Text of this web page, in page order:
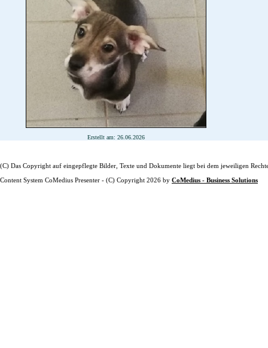
Erstellt am: 26.06.2026
(C) Das Copyright auf eingepflegte Bilder, Texte und Dokumente liegt bei dem jeweiligen
Content System CoMedius Presenter - (C) Copyright 2026 by CoMedius - Business Solutions